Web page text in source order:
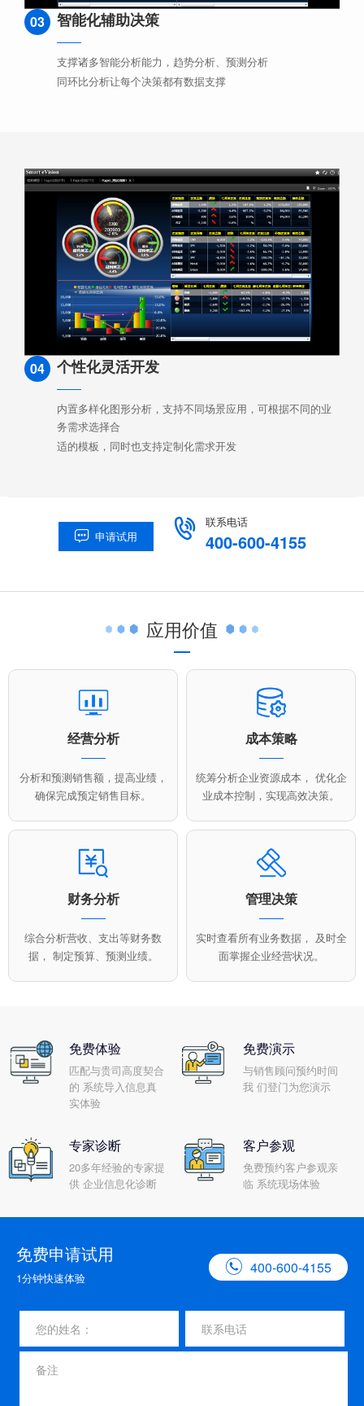
03 智能化辅助决策
支撑诸多智能分析能力，趋势分析、预测分析
同环比分析让每个决策都有数据支撑
04 个性化灵活开发
内置多样化图形分析，支持不同场景应用，可根据不同的业
务需求选择合
适的模板，同时也支持定制化需求开发
 申请试用  联系电话
400-600-4155
应用价值
经营分析
分析和预测销售额，提高业绩，
确保完成预定销售目标。
成本策略
统筹分析企业资源成本， 优化企
业成本控制，实现高效决策。
财务分析
综合分析营收、支出等财务数
据， 制定预算、预测业绩。
管理决策
实时查看所有业务数据， 及时全
面掌握企业经营状况。
免费体验
匹配与贵司高度契合
的 系统导入信息真
实体验
免费演示
与销售顾问预约时间
我 们登门为您演示
专家诊断
20多年经验的专家提
供 企业信息化诊断
客户参观
免费预约客户参观亲
临 系统现场体验
免费申请试用
1分钟快速体验
 400-600-4155